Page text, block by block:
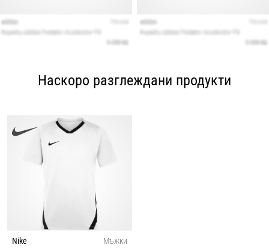
Наскоро разглеждани продукти
Nike
Мъжки